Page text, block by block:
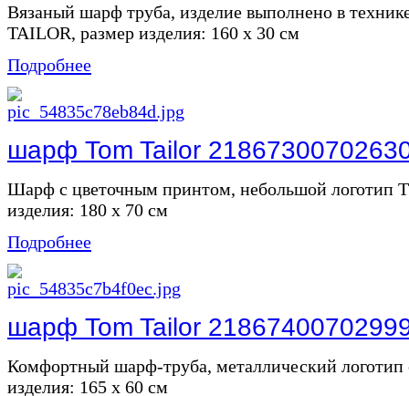
Вязаный шарф труба, изделие выполнено в
TAILOR, размер изделия: 160 х 30 см
Подробнее
шарф Tom Tailor
Шарф с цветочным принтом, небольшой логотип
изделия: 180 х 70 см
Подробнее
шарф Tom Tailor
Комфортный шарф-труба, металлический логотип
изделия: 165 х 60 см